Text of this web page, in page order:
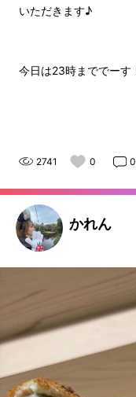
いただきます♪
今日は23時まででーす
2741 0 0
かれん